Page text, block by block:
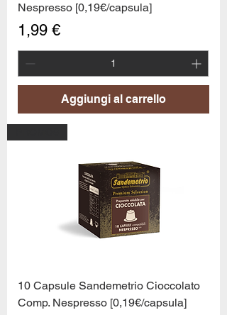
Nespresso [0,19€/capsula]
Prezzo
1,99 €
Aggiungi al carrello
10 Capsule Sandemetrio Cioccolato
Comp. Nespresso [0,19€/capsula]